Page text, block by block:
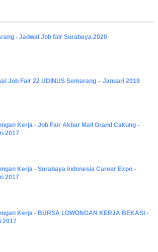
- Jadwal Job fair Surabaya 2020
Job Fair 22 UDINUS Semarang – Januari 2019
Kerja - Job Fair ​Akbar ​Mall Grand Cakung -
2017
Kerja - Surabaya Indonesia Career Expo -
2017
Kerja - BURSA LOWONGAN KERJA BEKASI -
2017